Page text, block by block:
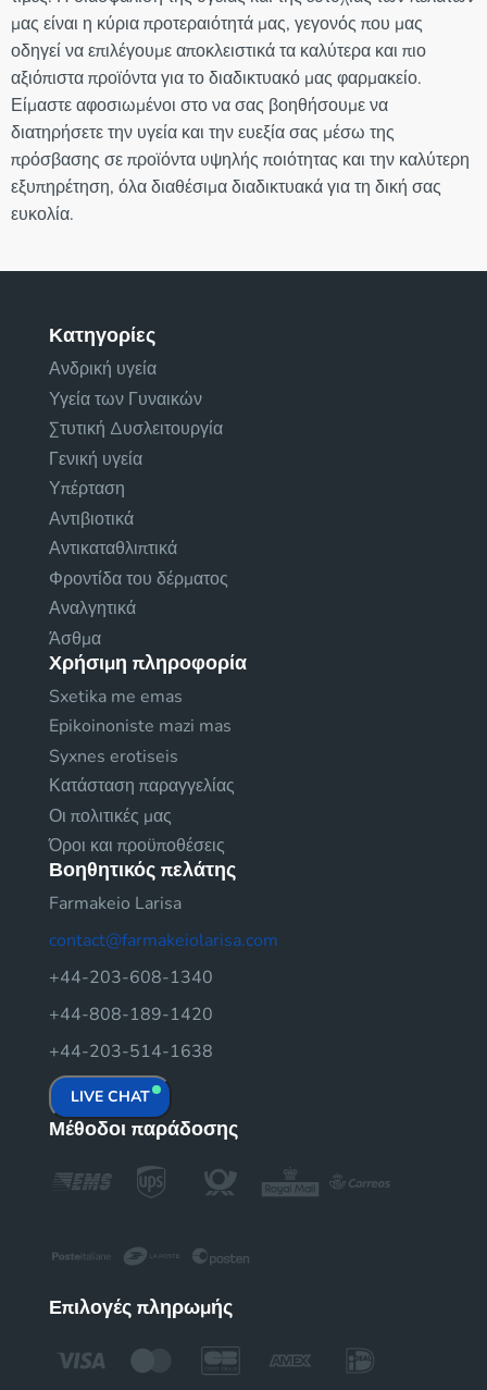
μας είναι η κύρια προτεραιότητά μας, γεγονός που μας
οδηγεί να επιλέγουμε αποκλειστικά τα καλύτερα και πιο
αξιόπιστα προϊόντα για το διαδικτυακό μας φαρμακείο.
Είμαστε αφοσιωμένοι στο να σας βοηθήσουμε να
διατηρήσετε την υγεία και την ευεξία σας μέσω της
πρόσβασης σε προϊόντα υψηλής ποιότητας και την καλύτερη
εξυπηρέτηση, όλα διαθέσιμα διαδικτυακά για τη δική σας
ευκολία.
Κατηγορίες
Ανδρική υγεία
Υγεία των Γυναικών
Στυτική Δυσλειτουργία
Γενική υγεία
Υπέρταση
Αντιβιοτικά
Αντικαταθλιπτικά
Φροντίδα του δέρματος
Αναλγητικά
Άσθμα
Χρήσιμη πληροφορία
Sxetika me emas
Epikoinoniste mazi mas
Syxnes erotiseis
Κατάσταση παραγγελίας
Οι πολιτικές μας
Όροι και προϋποθέσεις
Βοηθητικός πελάτης
Farmakeio Larisa
contact@farmakeiolarisa.com
+44-203-608-1340
+44-808-189-1420
+44-203-514-1638
LIVE CHAT
Μέθοδοι παράδοσης
Επιλογές πληρωμής